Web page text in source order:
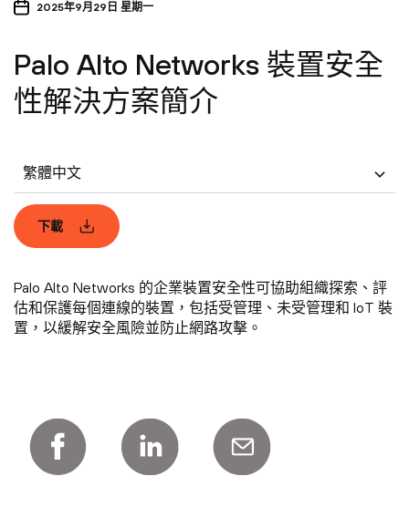
2025年9月29日 星期一
Palo Alto Networks 裝置安全
性解決方案簡介
繁體中文
下載
Palo Alto Networks 的企業裝置安全性可協助組織探索、評
估和保護每個連線的裝置，包括受管理、未受管理和 IoT 裝
置，以緩解安全風險並防止網路攻擊。